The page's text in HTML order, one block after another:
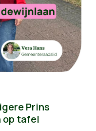
Prins
op tafel